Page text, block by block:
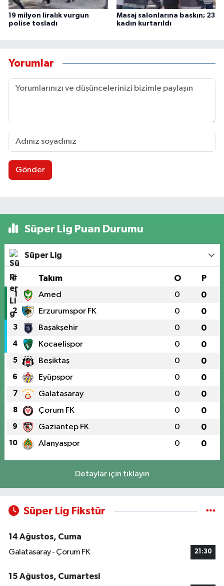
19 milyon liralık vurgun
polise tosladı
Masaj salonlarına baskın; 23
kadın kurtarıldı
Yorumlar
Gönder
Süper Lig Puan Durumu
Süper Lig
# Takım O P
1 Amed 0 0
2 Erzurumspor FK 0 0
3 Başakşehir 0 0
4 Kocaelispor 0 0
5 Beşiktaş 0 0
6 Eyüpspor 0 0
7 Galatasaray 0 0
8 Çorum FK 0 0
9 Gaziantep FK 0 0
10 Alanyaspor 0 0
Detaylar için tıklayın
Süper Lig Fikstür
14 Ağustos, Cuma
Galatasaray - Çorum FK
21:30
15 Ağustos, Cumartesi